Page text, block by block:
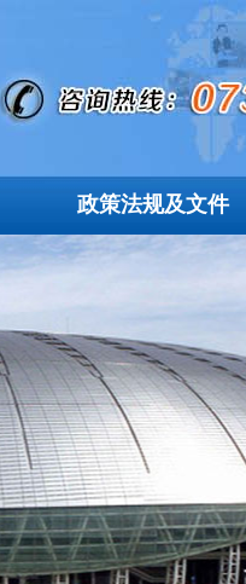
政策法规及文件